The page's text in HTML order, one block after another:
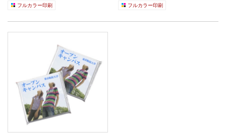
フルカラー印刷 フルカラー印刷